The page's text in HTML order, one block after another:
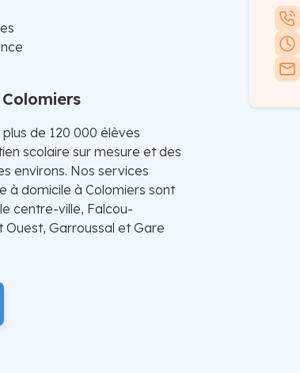
de 120 000 élèves
scolaire sur mesure et des
environs. Nos services
à domicile à Colomiers sont
centre-ville, Falcou-
Ouest, Garroussal et Gare